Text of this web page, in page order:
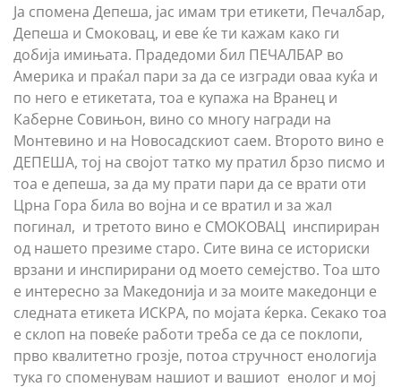
Ја спомена Депеша, јас имам три етикети, Печалбар,
Депеша и Смоковац, и еве ќе ти кажам како ги
добија имињата. Прадедоми бил ПЕЧАЛБАР во
Америка и праќал пари за да се изгради оваа куќа и
по него е етикетата, тоа е купажа на Вранец и
Каберне Совињон, вино со многу награди на
Монтевино и на Новосадскиот саем. Второто вино е
ДЕПЕША, тој на својот татко му пратил брзо писмо и
тоа е депеша, за да му прати пари да се врати оти
Црна Гора била во војна и се вратил и за жал
погинал, и третото вино е СМОКОВАЦ инспириран
од нашето презиме старо. Сите вина се историски
врзани и инспирирани од моето семејство. Тоа што
е интересно за Македонија и за моите македонци е
следната етикета ИСКРА, по мојата ќерка. Секако тоа
е склоп на повеќе работи треба се да се поклопи,
прво квалитетно грозје, потоа стручност енологија
тука го споменувам нашиот и вашиот енолог и мој